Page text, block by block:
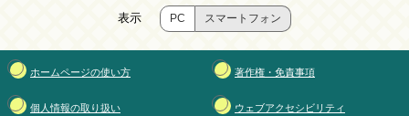
表示 PC スマートフォン
ホームページの使い方 著作権・免責事項
個人情報の取り扱い ウェブアクセシビリティ